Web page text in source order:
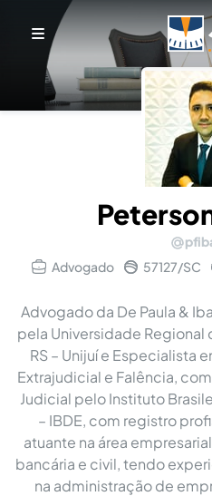
Advogado
57127/SC
Advogado da De Paula &
pela Universidade
RS – Unijuí e Especialista
Extrajudicial e Falência,
Judicial pelo Instituto
– IBDE, com registro
atuante na área
bancária e civil, tendo
na administração de